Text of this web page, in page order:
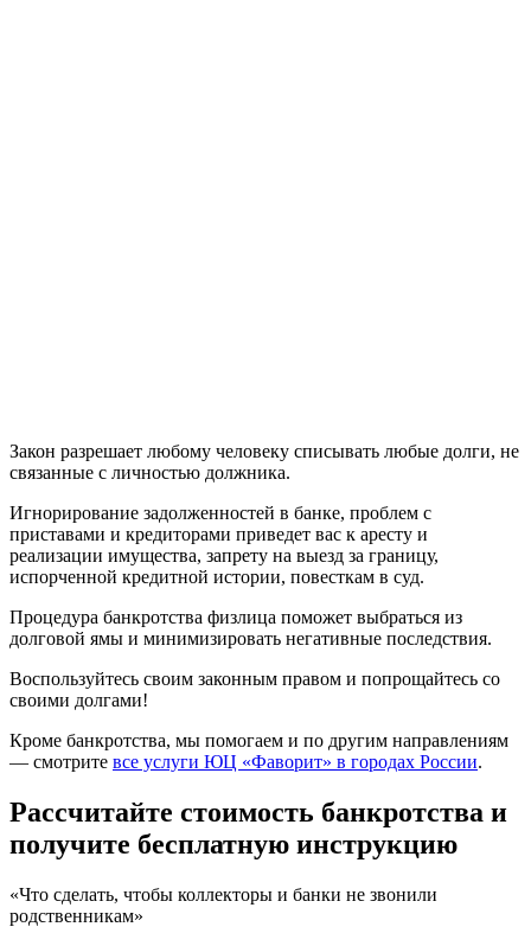
Закон разрешает любому человеку списывать любые долги, не
связанные с личностью должника.
Игнорирование задолженностей в банке, проблем с
приставами и кредиторами приведет вас к аресту и
реализации имущества, запрету на выезд за границу,
испорченной кредитной истории, повесткам в суд.
Процедура банкротства физлица поможет выбраться из
долговой ямы и минимизировать негативные последствия.
Воспользуйтесь своим законным правом и попрощайтесь со
своими долгами!
Кроме банкротства, мы помогаем и по другим направлениям
— смотрите все услуги ЮЦ «Фаворит» в городах России.
Рассчитайте стоимость банкротства и
получите бесплатную инструкцию
«Что сделать, чтобы коллекторы и банки не звонили
родственникам»